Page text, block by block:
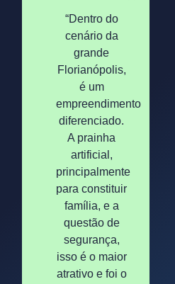
“Dentro do
cenário da
grande
Florianópolis,
é um
empreendimento
diferenciado.
A prainha
artificial,
principalmente
para constituir
família, e a
questão de
segurança,
isso é o maior
atrativo e foi o